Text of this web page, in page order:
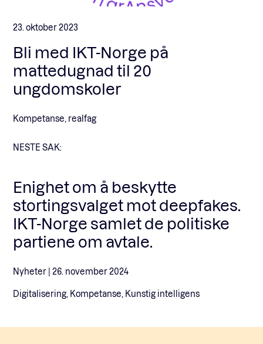
23. oktober 2023
Bli med IKT-Norge på
mattedugnad til 20
ungdomskoler
Kompetanse, realfag
NESTE SAK:
Enighet om å beskytte
stortingsvalget mot deepfakes.
IKT-Norge samlet de politiske
partiene om avtale.
Nyheter | 26. november 2024
Digitalisering, Kompetanse, Kunstig intelligens